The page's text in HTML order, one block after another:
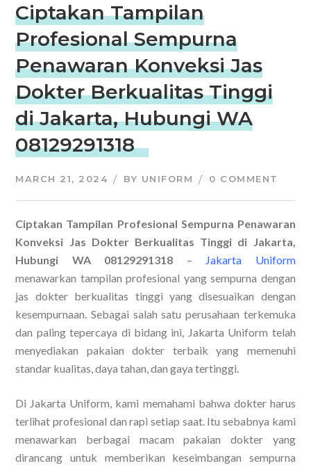
Ciptakan Tampilan
Profesional Sempurna
Penawaran Konveksi Jas
Dokter Berkualitas Tinggi
di Jakarta, Hubungi WA
08129291318
MARCH 21, 2024 BY UNIFORM 0 COMMENT
Ciptakan Tampilan Profesional Sempurna Penawaran
Konveksi Jas Dokter Berkualitas Tinggi di Jakarta,
Hubungi WA 08129291318 – Jakarta Uniform
menawarkan tampilan profesional yang sempurna dengan
jas dokter berkualitas tinggi yang disesuaikan dengan
kesempurnaan. Sebagai salah satu perusahaan terkemuka
dan paling tepercaya di bidang ini, Jakarta Uniform telah
menyediakan pakaian dokter terbaik yang memenuhi
standar kualitas, daya tahan, dan gaya tertinggi.
Di Jakarta Uniform, kami memahami bahwa dokter harus
terlihat profesional dan rapi setiap saat. Itu sebabnya kami
menawarkan berbagai macam pakaian dokter yang
dirancang untuk memberikan keseimbangan sempurna